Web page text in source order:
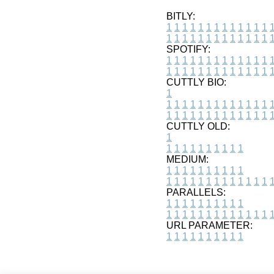
BITLY:
1 1 1 1 1 1 1 1 1 1 1 1 1 1
1 1 1 1 1 1 1 1 1 1 1 1 1 1
SPOTIFY:
1 1 1 1 1 1 1 1 1 1 1 1 1 1
1 1 1 1 1 1 1 1 1 1 1 1 1 1
CUTTLY BIO:
1
1 1 1 1 1 1 1 1 1 1 1 1 1 1
1 1 1 1 1 1 1 1 1 1 1 1 1 1
CUTTLY OLD:
1
1 1 1 1 1 1 1 1 1 1
MEDIUM:
1 1 1 1 1 1 1 1 1 1
1 1 1 1 1 1 1 1 1 1 1 1 1 1
PARALLELS:
1 1 1 1 1 1 1 1 1 1
1 1 1 1 1 1 1 1 1 1 1 1 1 1
URL PARAMETER:
1 1 1 1 1 1 1 1 1 1